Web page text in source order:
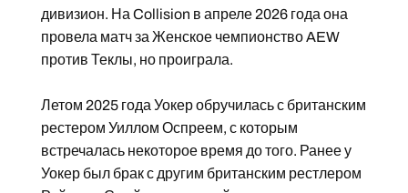
дивизион. На Collision в апреле 2026 года она
провела матч за Женское чемпионство AEW
против Теклы, но проиграла.
Летом 2025 года Уокер обручилась с британским
рестером Уиллом Оспреем, с которым
встречалась некоторое время до того. Ранее у
Уокер был брак с другим британским рестлером